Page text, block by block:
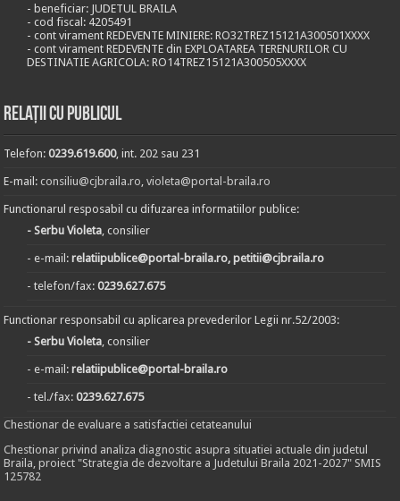
- beneficiar: JUDETUL BRAILA
- cod fiscal: 4205491
- cont virament REDEVENTE MINIERE: RO32TREZ15121A300501XXXX
- cont virament REDEVENTE din EXPLOATAREA TERENURILOR CU
DESTINATIE AGRICOLA: RO14TREZ15121A300505XXXX
Relații cu publicul
Telefon:0239.619.600, int. 202 sau 231
E-mail:consiliu@cjbraila.ro,violeta@portal-braila.ro
Functionarul resposabil cu difuzarea informatiilor publice:
- Serbu Violeta, consilier
- e-mail:relatiipublice@portal-braila.ro, petitii@cjbraila.ro
- telefon/fax:0239.627.675
Functionar responsabil cu aplicarea prevederilor Legii nr.52/2003:
- Serbu Violeta, consilier
- e-mail:relatiipublice@portal-braila.ro
- tel./fax:0239.627.675
Chestionar de evaluare a satisfactiei cetateanului
Chestionar privind analiza diagnostic asupra situatiei actuale din judetul
Braila, proiect "Strategia de dezvoltare a Judetului Braila 2021-2027" SMIS
125782